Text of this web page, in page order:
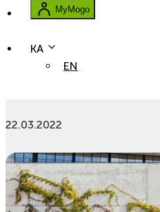
MyMogo
KA
EN
avtolizingi
22.03.2022